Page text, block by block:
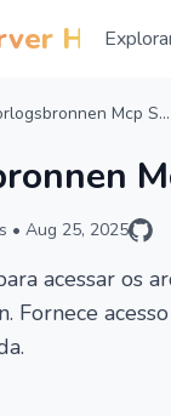
Hub
Mcp S...
• Aug 25, 2025
acessar os
Fornece